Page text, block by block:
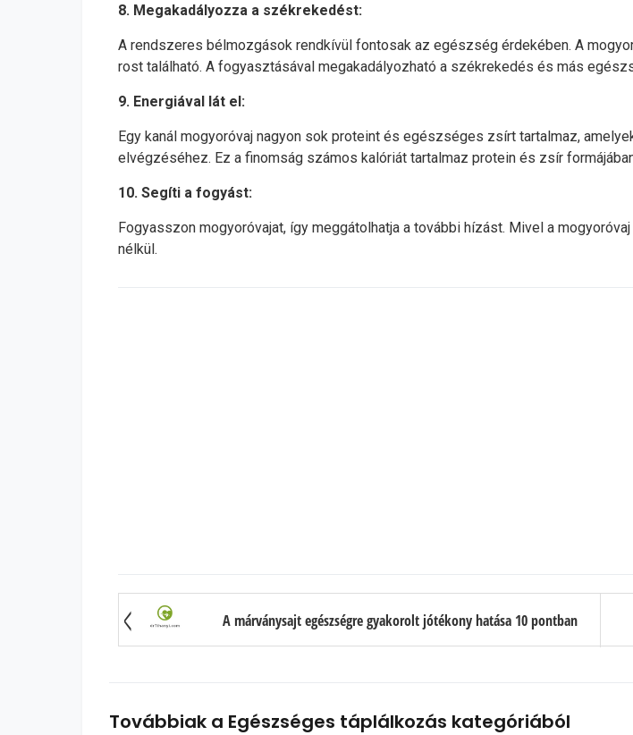
8. Megakadályozza a székrekedést:
A rendszeres bélmozgások rendkívül fontosak az egészség érdekében. A
rost található. A fogyasztásával megakadályozható a székrekedés és más
9. Energiával lát el:
Egy kanál mogyoróvaj nagyon sok proteint és egészséges zsírt tartalmaz,
elvégzéséhez. Ez a finomság számos kalóriát tartalmaz protein és zsír
10. Segíti a fogyást:
Fogyasszon mogyoróvajat, így meggátolhatja a további hízást. Mivel a
nélkül.
A márványsajt egészségre gyakorolt jótékony hatása 10 pontban
Továbbiak a Egészséges táplálkozás kategóriából